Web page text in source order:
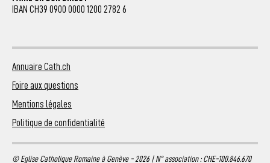
IBAN CH39 0900 0000 1200 2782 6
Annuaire Cath.ch
Foire aux questions
Mentions légales
Politique de confidentialité
© Eglise Catholique Romaine à Genève - 2026 | N° association : CHE-100.846.670